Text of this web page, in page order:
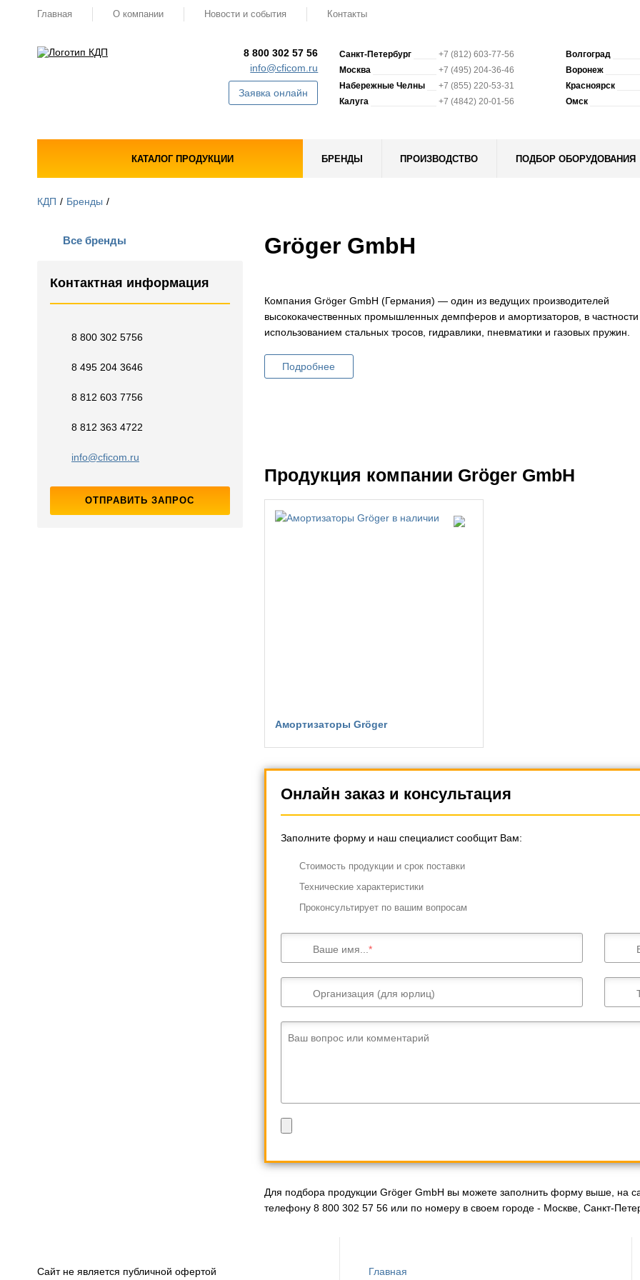
Главная О компании Новости и события Контакты
8 800 302 57 56
info@cficom.ru
Заявка онлайн
Санкт-Петербург
+7 (812) 603-77-56
Москва
+7 (495) 204-36-46
Набережные Челны
+7 (855) 220-53-31
Калуга
+7 (4842) 20-01-56
Волгоград
Воронеж
Красноярск
Омск
КАТАЛОГ ПРОДУКЦИИ БРЕНДЫ ПРОИЗВОДСТВО ПОДБОР ОБОРУДОВАНИЯ
КДП Бренды
Все бренды
Контактная информация
8 800 302 5756
8 495 204 3646
8 812 603 7756
8 812 363 4722
info@cficom.ru
ОТПРАВИТЬ ЗАПРОС
Gröger GmbH
Компания Gröger GmbH (Германия) — один из ведущих производителей
высококачественных промышленных демпферов и амортизаторов, в
использованием стальных тросов, гидравлики, пневматики и газовых пружин.
Подробнее
Продукция компании Gröger GmbH
Амортизаторы Gröger
Онлайн заказ и консультация
Заполните форму и наш специалист сообщит Вам:
Cтоимость продукции и срок поставки
Технические характеристики
Проконсультирует по вашим вопросам
Ваше имя...
Организация (для юрлиц)
Ваш вопрос или комментарий
Для подбора продукции Gröger GmbH вы можете заполнить форму выше, на
телефону 8 800 302 57 56 или по номеру в своем городе - Москве, Санкт-
Сайт не является публичной офертой Главная